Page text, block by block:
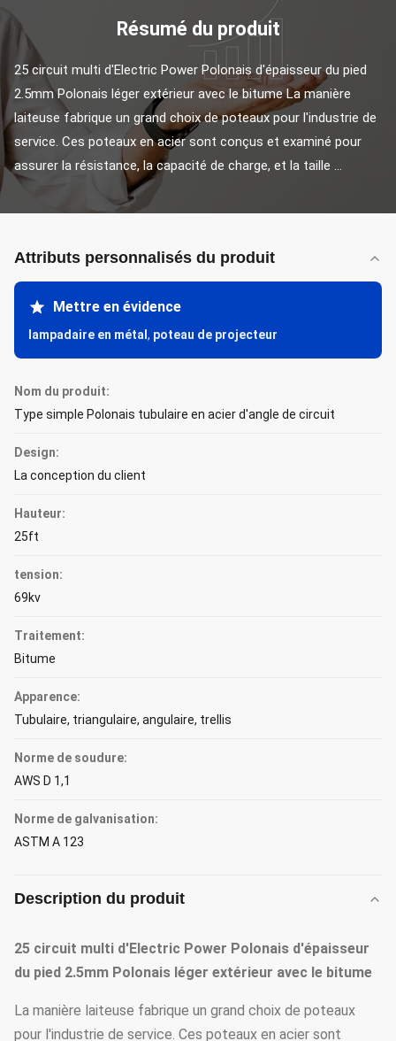
Résumé du produit
25 circuit multi d'Electric Power Polonais d'épaisseur du pied
2.5mm Polonais léger extérieur avec le bitume La manière
laiteuse fabrique un grand choix de poteaux pour l'industrie de
service. Ces poteaux en acier sont conçus et examiné pour
assurer la résistance, la capacité de charge, et la taille ...
Attributs personnalisés du produit
Mettre en évidence
lampadaire en métal , poteau de projecteur
Nom du produit:
Type simple Polonais tubulaire en acier d'angle de circuit
Design:
La conception du client
Hauteur:
25ft
tension:
69kv
Traitement:
Bitume
Apparence:
Tubulaire, triangulaire, angulaire, trellis
Norme de soudure:
AWS D 1,1
Norme de galvanisation:
ASTM A 123
Description du produit
25 circuit multi d'Electric Power Polonais d'épaisseur
du pied 2.5mm Polonais léger extérieur avec le bitume
La manière laiteuse fabrique un grand choix de poteaux
pour l'industrie de service. Ces poteaux en acier sont